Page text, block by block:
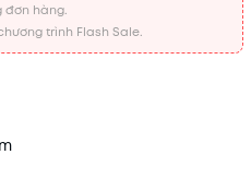
đơn hàng.
trình Flash Sale.